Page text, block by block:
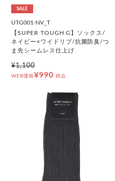
SALE
UTG001-NV_T
【SUPER TOUGH G】ソックス/
ネイビー×ワイドリブ/抗菌防臭/つ
ま先シームレス仕上げ
¥1,100
WEB価格¥990 税込